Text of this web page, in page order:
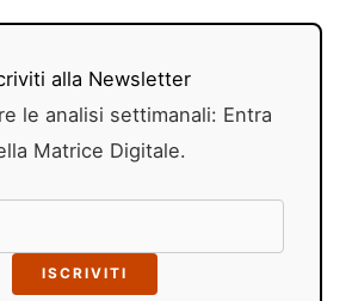
alla Newsletter
le analisi settimanali: Entra
Matrice Digitale.
ISCRIVITI